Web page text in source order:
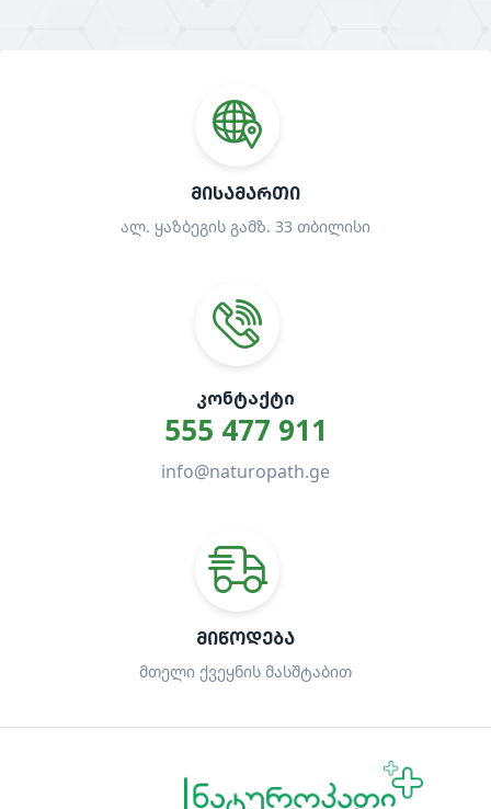
ᲛᲘᲡᲐᲛᲐᲠᲗᲘ
ალ. ყაზბეგის გამზ. 33 თბილისი
ᲙᲝᲜᲢᲐᲥᲢᲘ
555 477 911
info@naturopath.ge
ᲛᲘᲬᲝᲓᲔᲑᲐ
მთელი ქვეყნის მასშტაბით